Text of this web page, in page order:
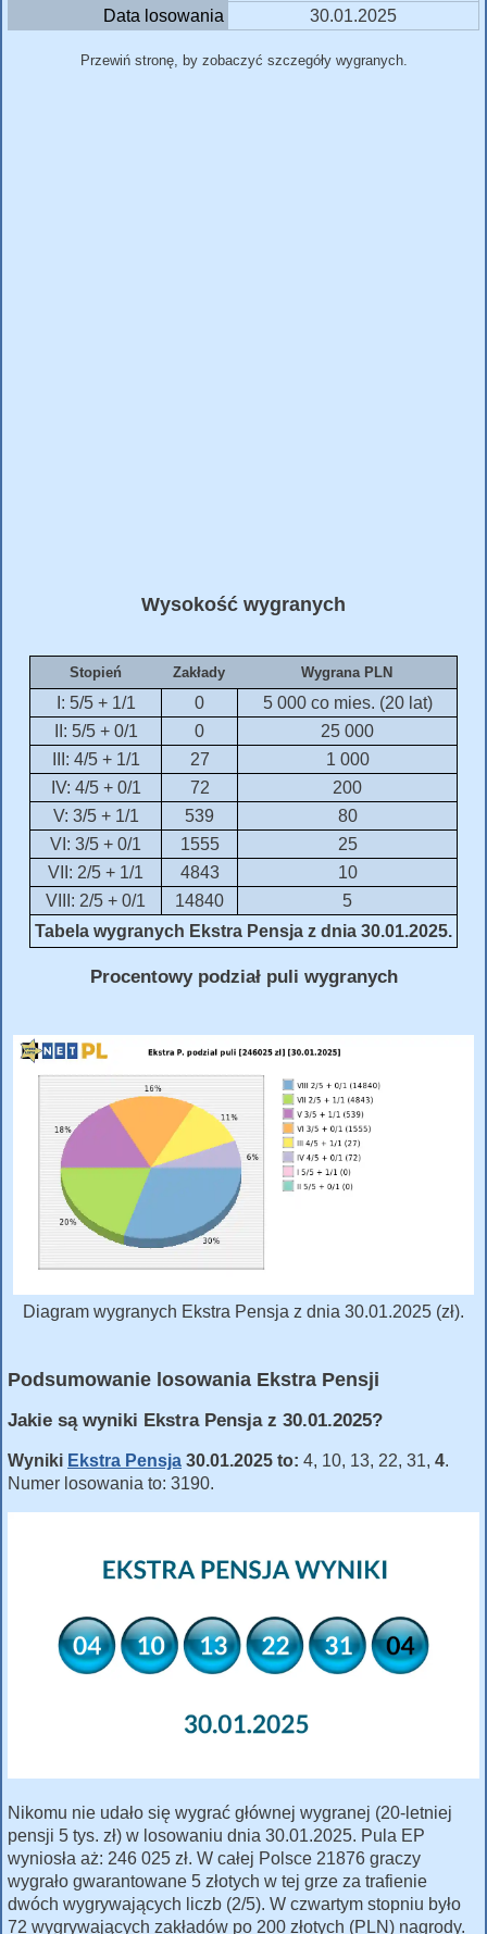
Data losowania
30.01.2025
Przewiń stronę, by zobaczyć szczegóły wygranych.
Wysokość wygranych
Stopień Zakłady Wygrana PLN
I: 5/5 + 1/1 0
5 000 co mies. (20 lat)
II: 5/5 + 0/1
0
25 000
III: 4/5 + 1/1
27
1 000
IV: 4/5 + 0/1
72
200
V: 3/5 + 1/1
539
80
VI: 3/5 + 0/1
1555
25
VII: 2/5 + 1/1
4843
10
VIII: 2/5 + 0/1
14840
5
Tabela wygranych Ekstra Pensja z dnia 30.01.2025.
Procentowy podział puli wygranych
Diagram wygranych Ekstra Pensja z dnia 30.01.2025 (zł).
Podsumowanie losowania Ekstra Pensji
Jakie są wyniki Ekstra Pensja z 30.01.2025?
Wyniki Ekstra Pensja 30.01.2025 to: 4, 10, 13, 22, 31, 4.
Numer losowania to: 3190.
Nikomu nie udało się wygrać głównej wygranej (20-letniej
pensji 5 tys. zł) w losowaniu dnia 30.01.2025. Pula EP
wyniosła aż: 246 025 zł. W całej Polsce 21876 graczy
wygrało gwarantowane 5 złotych w tej grze za trafienie
dwóch wygrywających liczb (2/5). W czwartym stopniu było
72 wygrywających zakładów po 200 złotych (PLN) nagrody.